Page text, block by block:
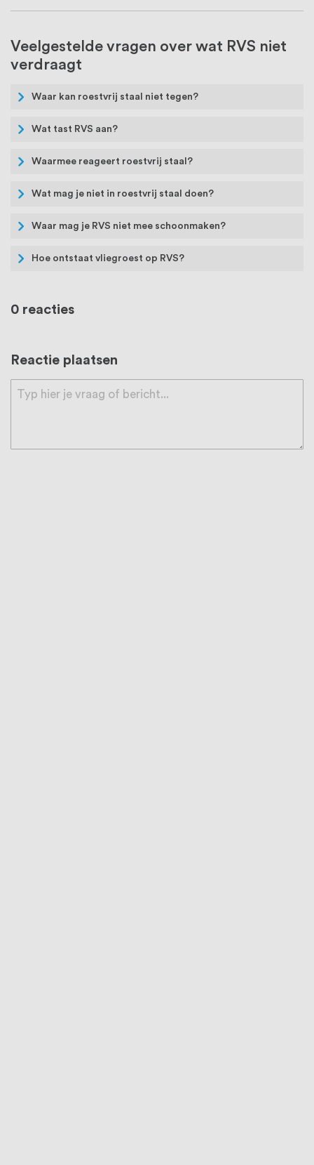
Veelgestelde vragen over wat RVS niet
verdraagt
Waar kan roestvrij staal niet tegen?
Wat tast RVS aan?
Waarmee reageert roestvrij staal?
Wat mag je niet in roestvrij staal doen?
Waar mag je RVS niet mee schoonmaken?
Hoe ontstaat vliegroest op RVS?
0 reacties
Reactie plaatsen